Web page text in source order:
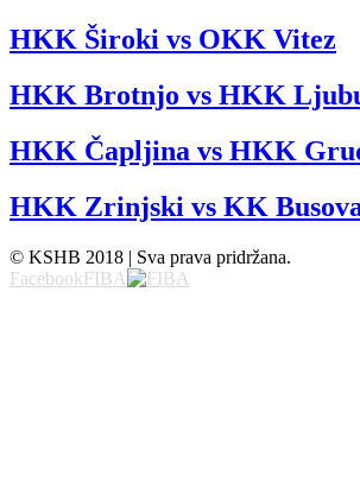
HKK Široki vs OKK Vitez
HKK Brotnjo vs HKK
HKK Čapljina vs HKK
HKK Zrinjski vs KK
© KSHB 2018 | Sva prava pridržana.
FacebookFIBA